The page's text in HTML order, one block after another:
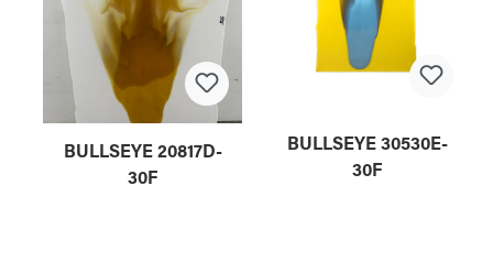
BULLSEYE 20817D-
30F
BULLSEYE 30530E-
30F